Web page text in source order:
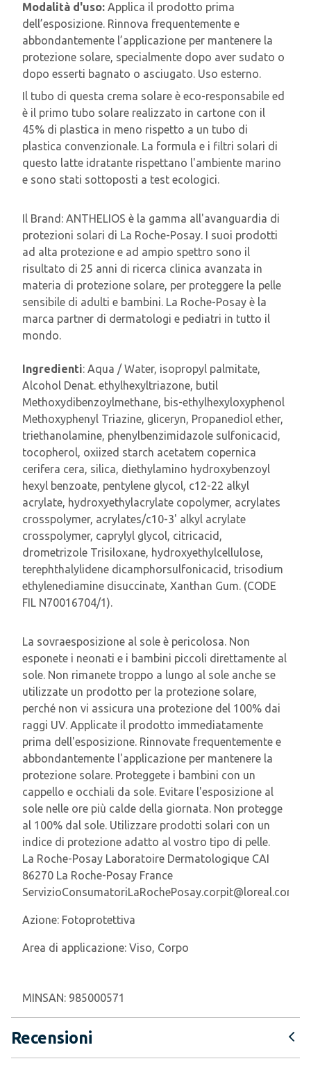
Modalità d'uso: Applica il prodotto prima
dell’esposizione. Rinnova frequentemente e
abbondantemente l’applicazione per mantenere la
protezione solare, specialmente dopo aver sudato o
dopo esserti bagnato o asciugato. Uso esterno.
Il tubo di questa crema solare è eco-responsabile ed
è il primo tubo solare realizzato in cartone con il
45% di plastica in meno rispetto a un tubo di
plastica convenzionale. La formula e i filtri solari di
questo latte idratante rispettano l'ambiente marino
e sono stati sottoposti a test ecologici.
Il Brand: ANTHELIOS è la gamma all'avanguardia di
protezioni solari di La Roche-Posay. I suoi prodotti
ad alta protezione e ad ampio spettro sono il
risultato di 25 anni di ricerca clinica avanzata in
materia di protezione solare, per proteggere la pelle
sensibile di adulti e bambini. La Roche-Posay è la
marca partner di dermatologi e pediatri in tutto il
mondo.
Ingredienti: Aqua / Water, isopropyl palmitate,
Alcohol Denat. ethylhexyltriazone, butil
Methoxydibenzoylmethane, bis-ethylhexyloxyphenol
Methoxyphenyl Triazine, gliceryn, Propanediol ether,
triethanolamine, phenylbenzimidazole sulfonicacid,
tocopherol, oxiized starch acetatem copernica
cerifera cera, silica, diethylamino hydroxybenzoyl
hexyl benzoate, pentylene glycol, c12-22 alkyl
acrylate, hydroxyethylacrylate copolymer, acrylates
crosspolymer, acrylates/c10-3' alkyl acrylate
crosspolymer, caprylyl glycol, citricacid,
drometrizole Trisiloxane, hydroxyethylcellulose,
terephthalylidene dicamphorsulfonicacid, trisodium
ethylenediamine disuccinate, Xanthan Gum. (CODE
FIL N70016704/1).
La sovraesposizione al sole è pericolosa. Non
esponete i neonati e i bambini piccoli direttamente al
sole. Non rimanete troppo a lungo al sole anche se
utilizzate un prodotto per la protezione solare,
perché non vi assicura una protezione del 100% dai
raggi UV. Applicate il prodotto immediatamente
prima dell'esposizione. Rinnovate frequentemente e
abbondantemente l'applicazione per mantenere la
protezione solare. Proteggete i bambini con un
cappello e occhiali da sole. Evitare l'esposizione al
sole nelle ore più calde della giornata. Non protegge
al 100% dal sole. Utilizzare prodotti solari con un
indice di protezione adatto al vostro tipo di pelle.
La Roche-Posay Laboratoire Dermatologique CAI
86270 La Roche-Posay France
ServizioConsumatoriLaRochePosay.corpit@loreal.com
Azione: Fotoprotettiva
Area di applicazione: Viso, Corpo
MINSAN: 985000571
Recensioni